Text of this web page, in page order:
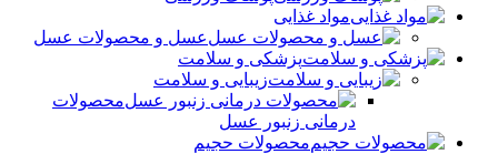
مواد غذایی
عسل و محصولات عسل
پزشکی و سلامت
زیبایی و سلامت
محصولات
درمانی زنبور عسل
محصولات حجیم